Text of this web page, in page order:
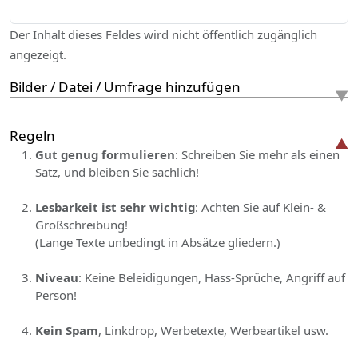
Der Inhalt dieses Feldes wird nicht öffentlich zugänglich
angezeigt.
Bilder / Datei / Umfrage hinzufügen
Regeln
Gut genug formulieren: Schreiben Sie mehr als einen
Satz, und bleiben Sie sachlich!
Lesbarkeit ist sehr wichtig: Achten Sie auf Klein- &
Großschreibung!
(Lange Texte unbedingt in Absätze gliedern.)
Niveau: Keine Beleidigungen, Hass-Sprüche, Angriff auf
Person!
Kein Spam, Linkdrop, Werbetexte, Werbeartikel usw.